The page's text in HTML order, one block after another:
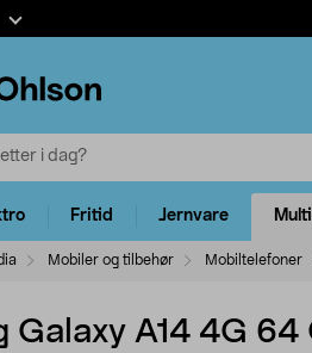
Fritid Jernvare
Mobiler og tilbehør Mobiltelefoner
Galaxy A14 4G